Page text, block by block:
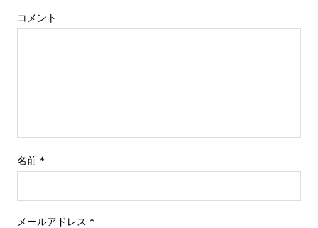
コメント
名前 *
メールアドレス *